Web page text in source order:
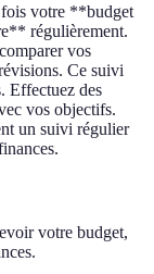
fois votre **budget
régulièrement.
vos
Ce suivi
Effectuez des
vos objectifs.
un suivi régulier
votre budget,